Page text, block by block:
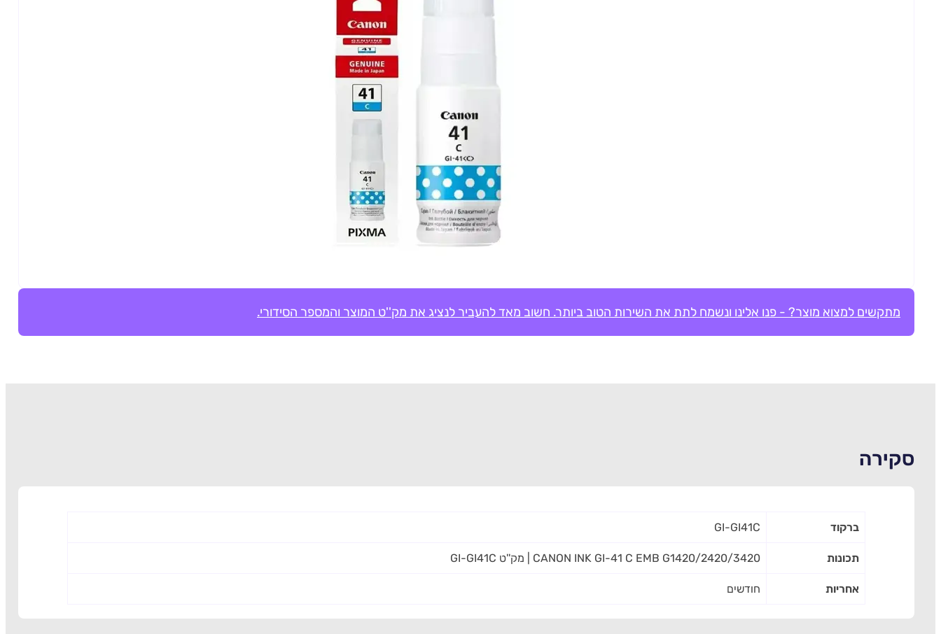
מתקשים למצוא מוצר? - פנו אלינו ונשמח לתת את השירות הטוב ביותר. חשוב מאד להעביר לנציג את מק''ט המוצר והמספר הסידורי.
סקירה
ברקוד GI-GI41C
תכונות CANON INK GI-41 C EMB G1420/2420/3420 | מק''ט GI-GI41C
אחריות חודשים